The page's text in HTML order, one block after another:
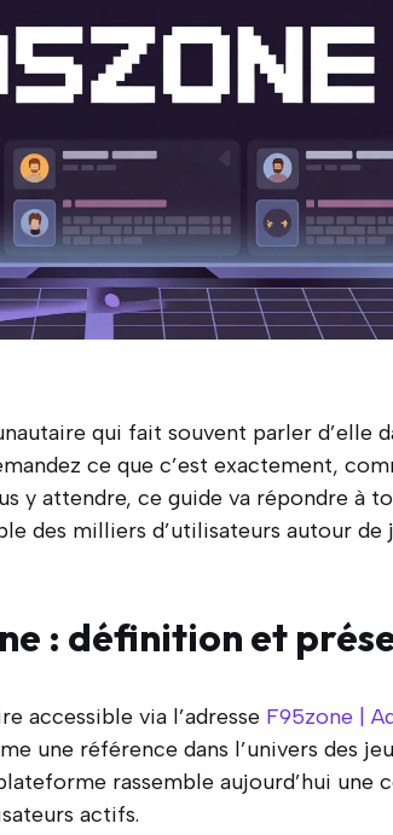
qui fait souvent parler d’elle
ce que c’est exactement,
y attendre, ce guide va répondre à
des milliers d’utilisateurs autour de
: définition et
accessible via l’adresse F95zone |
une référence dans l’univers des
rassemble aujourd’hui une
actifs.